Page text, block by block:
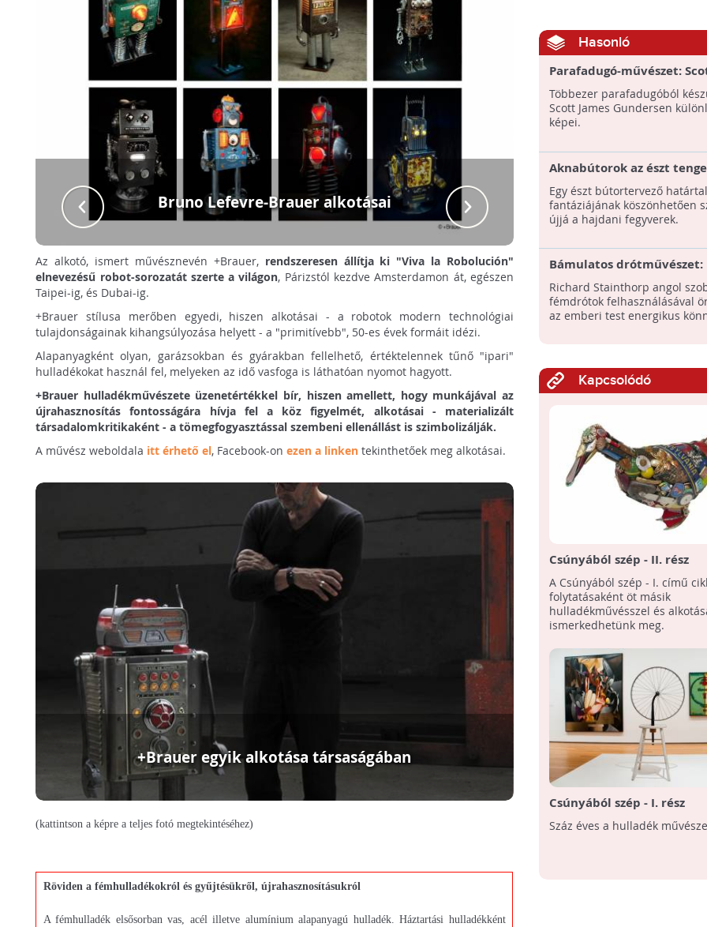
Bruno Lefevre-Brauer alkotásai +Brauer
Az alkotó, ismert művésznevén +Brauer, rendszeresen állítja ki "Viva la Robolución"
elnevezésű robot-sorozatát szerte a világon, Párizstól kezdve Amsterdamon át, egészen
Taipei-ig, és Dubai-ig.
+Brauer stílusa merőben egyedi, hiszen alkotásai - a robotok modern technológiai
tulajdonságainak kihangsúlyozása helyett - a "primitívebb", 50-es évek formáit idézi.
Alapanyagként olyan, garázsokban és gyárakban fellelhető, értéktelennek tűnő "ipari"
hulladékokat használ fel, melyeken az idő vasfoga is láthatóan nyomot hagyott.
+Brauer hulladékművészete üzenetértékkel bír, hiszen amellett, hogy munkájával az
újrahasznosítás fontosságára hívja fel a köz figyelmét, alkotásai - materializált
társadalomkritikaként - a tömegfogyasztással szembeni ellenállást is szimbolizálják.
A művész weboldala itt érhető el, Facebook-onezen a linken tekinthetőek meg alkotásai.
+Brauer egyik alkotása társaságában
(kattintson a képre a teljes fotó megtekintéséhez)
Röviden a fémhulladékokról és gyűjtésükről, újrahasznosításukról
A fémhulladék elsősorban vas, acél illetve alumínium alapanyagú hulladék. Háztartási hulladékként
Hasonló
Parafadugó-művészet:
Gundersen munkássága
Többezer parafadugóból
Scott James Gundersen
képei.
Aknabútorok az észt
Egy észt bútortervező
fantáziájának köszönhetően
újjá a hajdani fegyverek.
Bámulatos drótművészet:
életnagyságú szobrok
újrahasznosításával
Richard Stainthorp angol
fémdrótok felhasználásával
az emberi test energikus
Kapcsolódó
Csúnyából szép - II. rész
A Csúnyából szép - I. című
folytatásaként öt másik
hulladékművésszel és
ismerkedhetünk meg.
Csúnyából szép - I. rész
Száz éves a hulladék